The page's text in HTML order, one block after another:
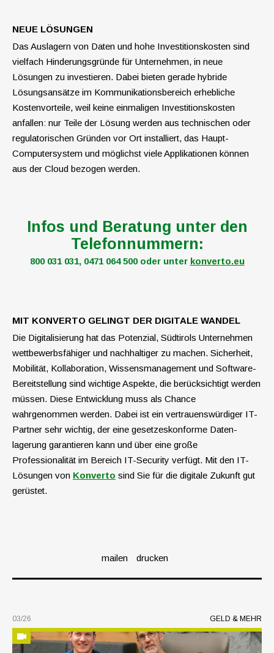
NEUE LÖSUNGEN
Das Auslagern von Daten und hohe Investitions­kosten sind
vielfach Hinderungsgründe für Unternehmen, in neue
Lösungen zu investieren. Dabei bieten gerade hybride
Lösungsansätze im Kommunikationsbereich erhebliche
Kosten­vorteile, weil keine einmaligen Investitions­kosten
anfallen: nur Teile der Lösung werden aus technischen oder
regulatorischen Gründen vor Ort installiert, das Haupt-
Computersystem und ­möglichst viele Applikationen können
aus der Cloud bezogen werden.
Infos und Beratung unter den
Telefonnummern:
800 031 031, 0471 064 500 oder unter konverto.eu
MIT KONVERTO GELINGT DER DIGITALE WANDEL
Die Digitalisierung hat das Potenzial, Südtirols Unternehmen
wettbewerbsfähiger und nachhaltiger zu machen. Sicherheit,
Mobilität, Kollaboration, Wissensmanagement und Software-
Bereitstellung sind wichtige Aspekte, die berücksichtigt werden
müssen. Diese Entwicklung muss als Chance
wahrgenommen werden. Dabei ist ein vertrauenswürdiger IT-
Partner sehr wichtig, der eine gesetzeskonforme Daten­
lagerung garantieren kann und über eine große
Professionalität im Bereich IT-Security verfügt. Mit den IT-
Lösungen von Konverto sind Sie für die digitale Zukunft gut
gerüstet.
mailen drucken
GELD & MEHR
03/26